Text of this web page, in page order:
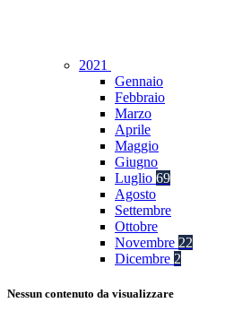
2021
Gennaio
Febbraio
Marzo
Aprile
Maggio
Giugno
Luglio 69
Agosto
Settembre
Ottobre
Novembre 22
Dicembre 2
Nessun contenuto da visualizzare